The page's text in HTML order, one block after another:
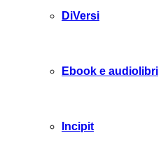
DiVersi
Ebook e audiolibri
Incipit